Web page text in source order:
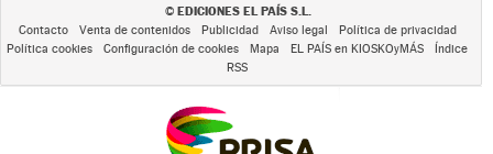
© EDICIONES EL PAÍS S.L.
Contacto Venta de contenidos Publicidad Aviso legal
Política de privacidad
Política cookies
Configuración de cookies Mapa EL PAÍS en KIOSKOyMÁS
Índice
RSS